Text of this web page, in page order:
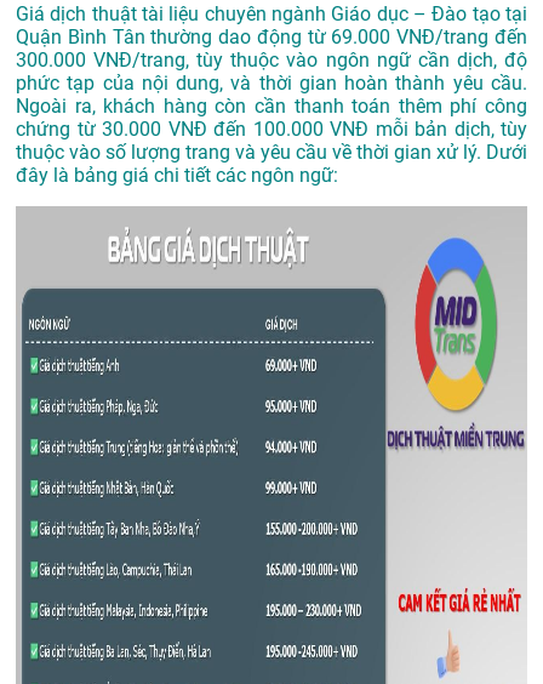
Giá dịch thuật tài liệu chuyên ngành Giáo dục – Đào tạo tại
Quận Bình Tân thường dao động từ 69.000 VNĐ/trang đến
300.000 VNĐ/trang, tùy thuộc vào ngôn ngữ cần dịch, độ
phức tạp của nội dung, và thời gian hoàn thành yêu cầu.
Ngoài ra, khách hàng còn cần thanh toán thêm phí công
chứng từ 30.000 VNĐ đến 100.000 VNĐ mỗi bản dịch, tùy
thuộc vào số lượng trang và yêu cầu về thời gian xử lý. Dưới
đây là bảng giá chi tiết các ngôn ngữ: